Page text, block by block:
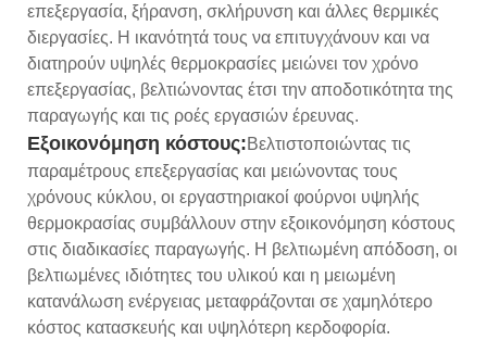
επεξεργασία, ξήρανση, σκλήρυνση και άλλες θερμικές
διεργασίες. Η ικανότητά τους να επιτυγχάνουν και να
διατηρούν υψηλές θερμοκρασίες μειώνει τον χρόνο
επεξεργασίας, βελτιώνοντας έτσι την αποδοτικότητα της
παραγωγής και τις ροές εργασιών έρευνας.
Εξοικονόμηση κόστους:Βελτιστοποιώντας τις
παραμέτρους επεξεργασίας και μειώνοντας τους
χρόνους κύκλου, οι εργαστηριακοί φούρνοι υψηλής
θερμοκρασίας συμβάλλουν στην εξοικονόμηση κόστους
στις διαδικασίες παραγωγής. Η βελτιωμένη απόδοση, οι
βελτιωμένες ιδιότητες του υλικού και η μειωμένη
κατανάλωση ενέργειας μεταφράζονται σε χαμηλότερο
κόστος κατασκευής και υψηλότερη κερδοφορία.